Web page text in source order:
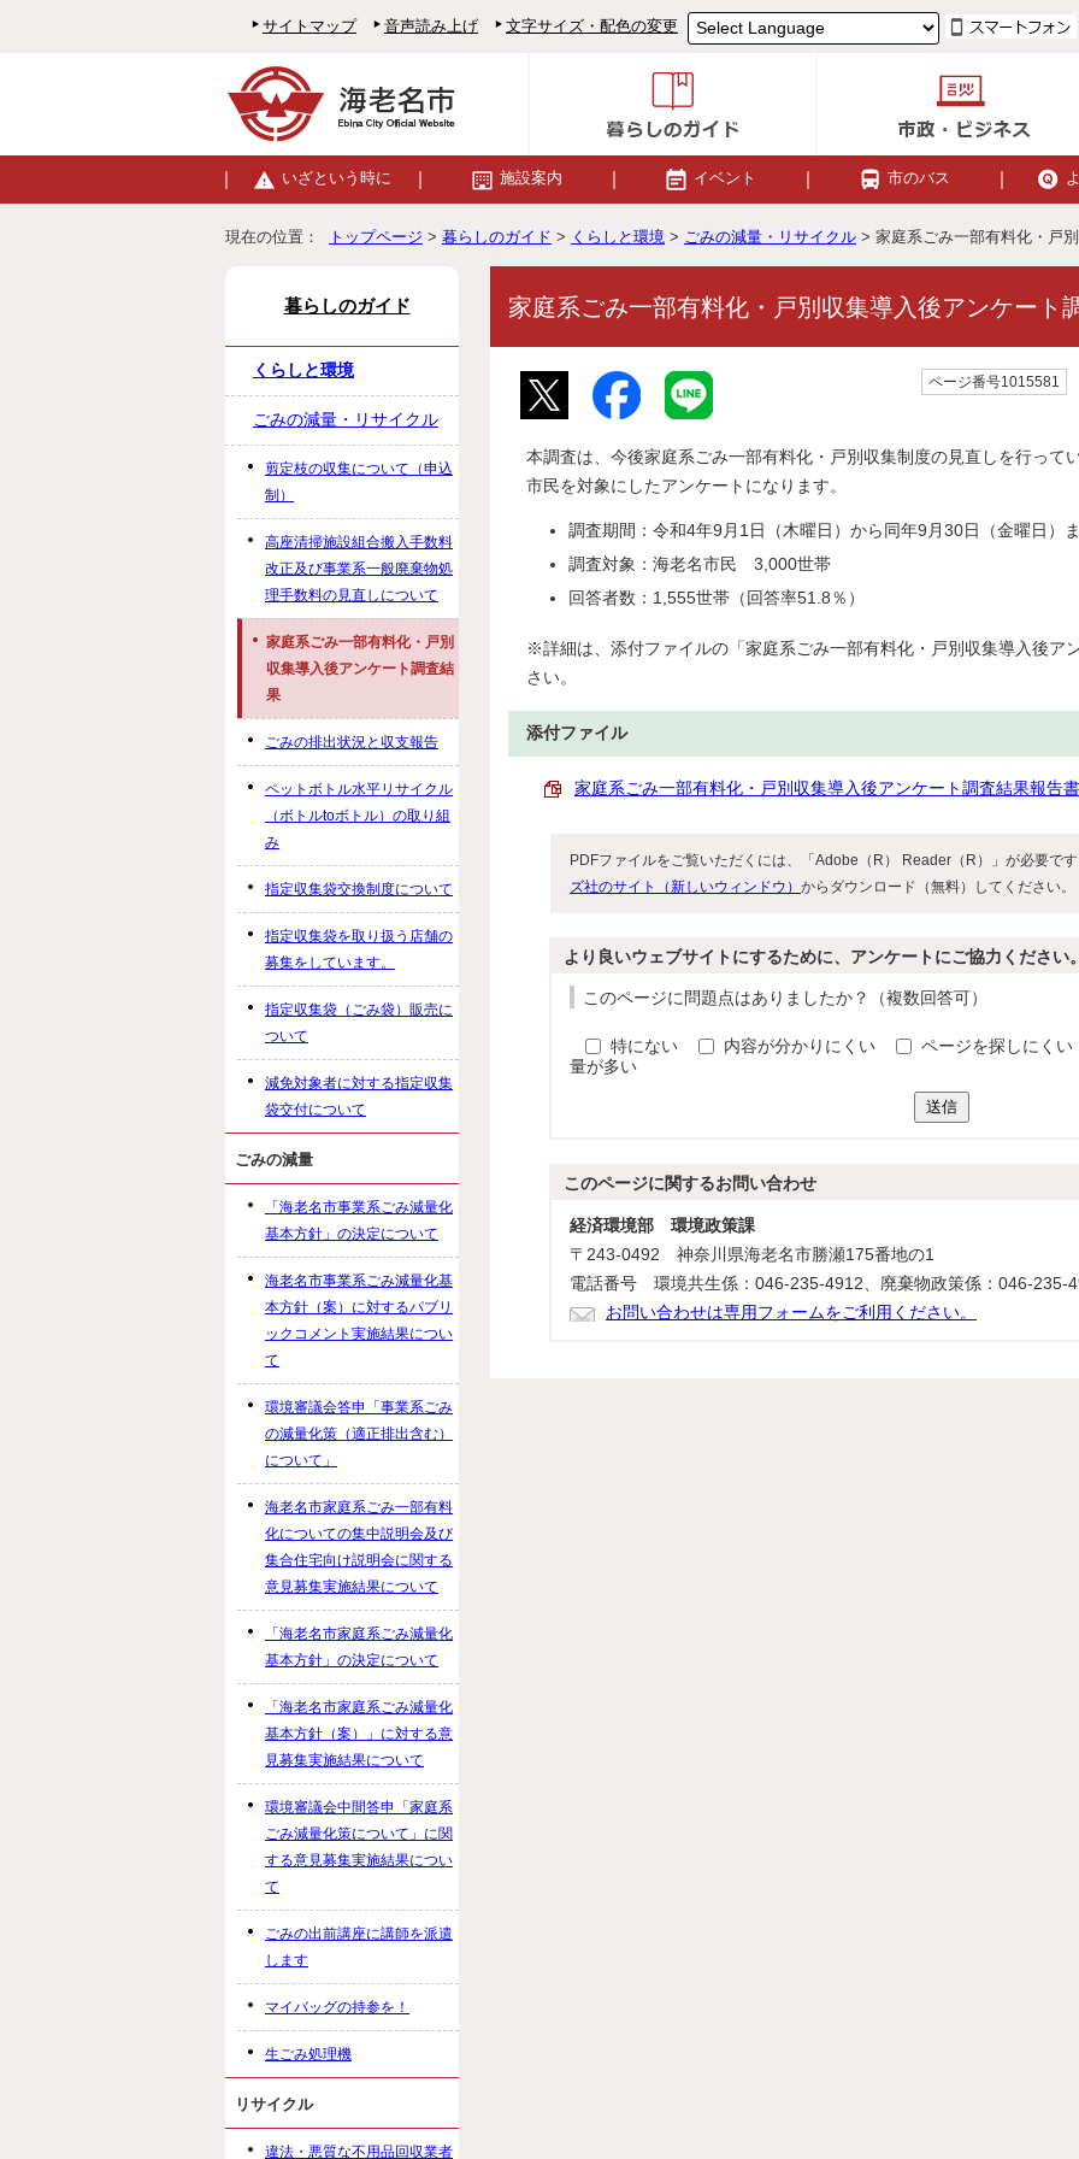
サイトマップ 音声読み上げ 文字サイズ・配色の変更
いざという時に 施設案内 イベント 市のバス
現在の位置： トップページ > 暮らしのガイド > くらしと環境 > ごみの減量・リサイクル > 家庭系ごみ一部有料化・戸
家庭系ごみ一部有料化・戸別収集導入後アンケート
ページ番号1015581
本調査は、今後家庭系ごみ一部有料化・戸別収集制度の見直しを行って
市民を対象にしたアンケートになります。
調査期間：令和4年9月1日（木曜日）から同年9月30日（金曜日）
調査対象：海老名市民 3,000世帯
回答者数：1,555世帯（回答率51.8％）
※詳細は、添付ファイルの「家庭系ごみ一部有料化・戸別収集導入後ア
さい。
添付ファイル
家庭系ごみ一部有料化・戸別収集導入後アンケート調査結果報告
PDFファイルをご覧いただくには、「Adobe（R） Reader（R）」が必要で
ズ社のサイト（新しいウィンドウ） からダウンロード（無料）してください。
より良いウェブサイトにするために、アンケートにご協力ください
このページに問題点はありましたか？（複数回答可）
特にない 内容が分かりにくい
ページを探しにくい
量が多い
送信
このページに関するお問い合わせ
経済環境部 環境政策課
〒243-0492 神奈川県海老名市勝瀬175番地の1
電話番号 環境共生係：046-235-4912、廃棄物政策係：046-235-
お問い合わせは専用フォームをご利用ください。
暮らしのガイド
くらしと環境
ごみの減量・リサイクル
剪定枝の収集について（申込
制）
高座清掃施設組合搬入手数料
改正及び事業系一般廃棄物処
理手数料の見直しについて
家庭系ごみ一部有料化・戸別
収集導入後アンケート調査結
果
ごみの排出状況と収支報告
ペットボトル水平リサイクル
（ボトルtoボトル）の取り組
み
指定収集袋交換制度について
指定収集袋を取り扱う店舗の
募集をしています。
指定収集袋（ごみ袋）販売に
ついて
減免対象者に対する指定収集
袋交付について
ごみの減量
「海老名市事業系ごみ減量化
基本方針」の決定について
海老名市事業系ごみ減量化基
本方針（案）に対するパブリ
ックコメント実施結果につい
て
環境審議会答申「事業系ごみ
の減量化策（適正排出含む）
について」
海老名市家庭系ごみ一部有料
化についての集中説明会及び
集合住宅向け説明会に関する
意見募集実施結果について
「海老名市家庭系ごみ減量化
基本方針」の決定について
「海老名市家庭系ごみ減量化
基本方針（案）」に対する意
見募集実施結果について
環境審議会中間答申「家庭系
ごみ減量化策について」に関
する意見募集実施結果につい
て
ごみの出前講座に講師を派遣
します
マイバッグの持参を！
生ごみ処理機
リサイクル
違法・悪質な不用品回収業者